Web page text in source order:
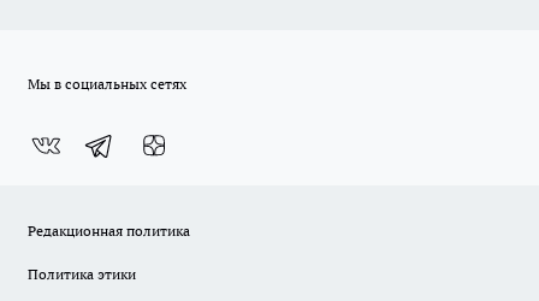
Мы в социальных сетях
Редакционная политика
Политика этики